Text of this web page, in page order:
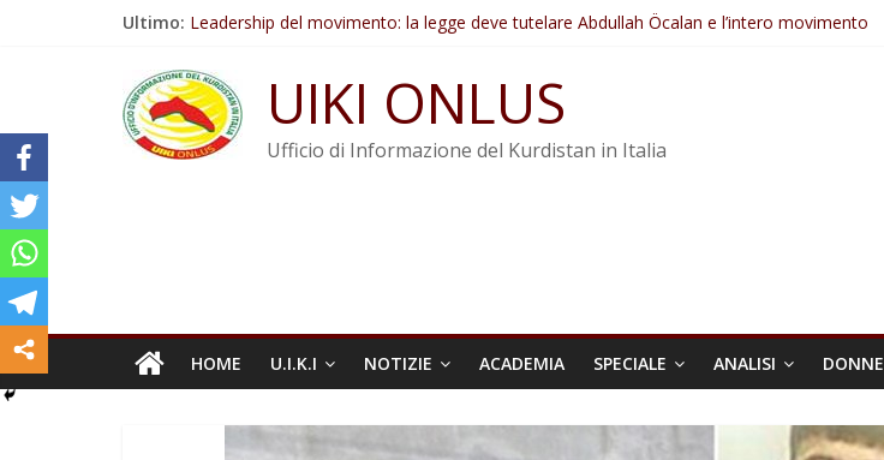
Ultimo: Leadership del movimento: la legge deve tutelare Abdullah Öcalan e l’intero movimento
Non tenere conto della situazione di Rêber Apo ostacolerebbe l’attuazione della legge
Il KNK chiede un’azione internazionale contro i crimini di guerra dell’Iran
Abdullah Öcalan: Le legge negativa deve essere trasformata in legge positiva
UIKI ONLUS
Ufficio di Informazione del Kurdistan in Italia
HOME U.I.K.I NOTIZIE ACADEMIA SPECIALE ANALISI DONNE